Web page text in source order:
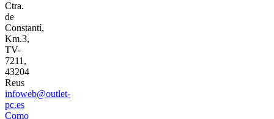
Ctra.
de
Constantí,
Km.3,
TV-
7211,
43204
Reus
infoweb@outlet-
pc.es
Como